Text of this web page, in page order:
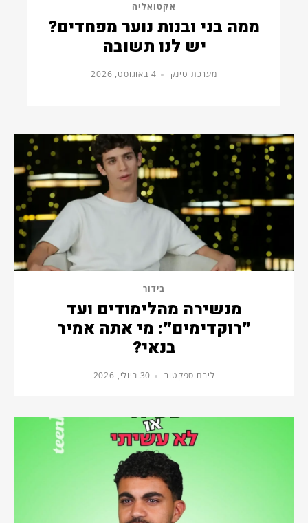
אקטואליה
ממה בני ובנות נוער מפחדים?
יש לנו תשובה
מערכת טינק 4 באוגוסט, 2026
בידור
מנשירה מהלימודים ועד
״רוקדימים״: מי אתה אמיר
בנאי?
לירם ספקטור 30 ביולי, 2026